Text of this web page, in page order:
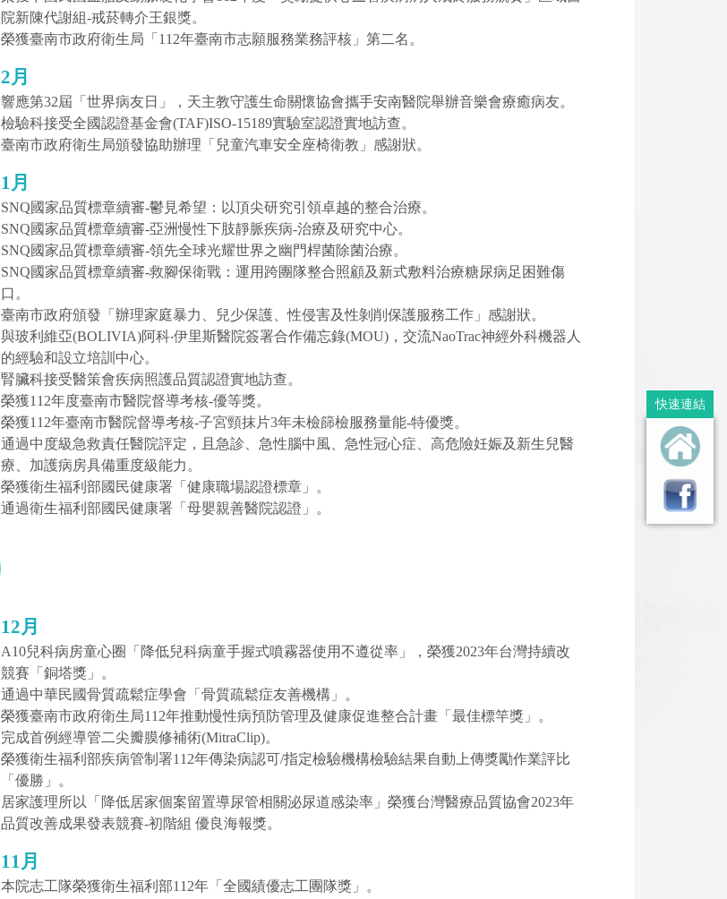
院新陳代謝組-戒菸轉介王銀獎。
榮獲臺南市政府衛生局「112年臺南市志願服務業務評核」第二名。
2月
響應第32屆「世界病友日」，天主教守護生命關懷協會攜手安南醫院舉辦音樂會療癒病友。
檢驗科接受全國認證基金會(TAF)ISO-15189實驗室認證實地訪查。
臺南市政府衛生局頒發協助辦理「兒童汽車安全座椅衛教」感謝狀。
1月
SNQ國家品質標章續審-鬱見希望：以頂尖研究引領卓越的整合治療。
SNQ國家品質標章續審-亞洲慢性下肢靜脈疾病-治療及研究中心。
SNQ國家品質標章續審-領先全球光耀世界之幽門桿菌除菌治療。
SNQ國家品質標章續審-救腳保衛戰：運用跨團隊整合照顧及新式敷料治療糖尿病足困難傷
口。
臺南市政府頒發「辦理家庭暴力、兒少保護、性侵害及性剝削保護服務工作」感謝狀。
與玻利維亞(BOLIVIA)阿科‧伊里斯醫院簽署合作備忘錄(MOU)，交流NaoTrac神經外科機器人
的經驗和設立培訓中心。
腎臟科接受醫策會疾病照護品質認證實地訪查。
榮獲112年度臺南市醫院督導考核-優等獎。
榮獲112年臺南市醫院督導考核-子宮頸抹片3年未檢篩檢服務量能-特優獎。
通過中度級急救責任醫院評定，且急診、急性腦中風、急性冠心症、高危險妊娠及新生兒醫
療、加護病房具備重度級能力。
榮獲衛生福利部國民健康署「健康職場認證標章」。
通過衛生福利部國民健康署「母嬰親善醫院認證」。
12月
A10兒科病房童心圈「降低兒科病童手握式噴霧器使用不遵從率」，榮獲2023年台灣持續改
競賽「銅塔獎」。
通過中華民國骨質疏鬆症學會「骨質疏鬆症友善機構」。
榮獲臺南市政府衛生局112年推動慢性病預防管理及健康促進整合計畫「最佳標竿獎」。
完成首例經導管二尖瓣膜修補術(MitraClip)。
榮獲衛生福利部疾病管制署112年傳染病認可/指定檢驗機構檢驗結果自動上傳獎勵作業評比
「優勝」。
居家護理所以「降低居家個案留置導尿管相關泌尿道感染率」榮獲台灣醫療品質協會2023年
品質改善成果發表競賽-初階組 優良海報獎。
11月
本院志工隊榮獲衛生福利部112年「全國績優志工團隊獎」。
快速連結